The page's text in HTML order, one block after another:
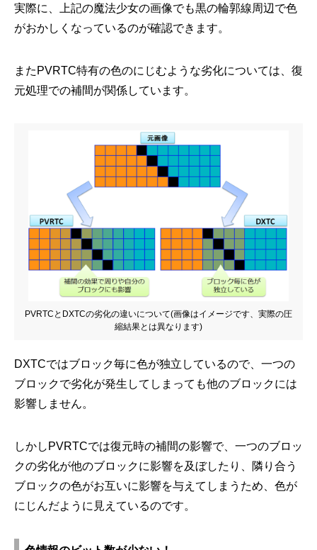
実際に、上記の魔法少女の画像でも黒の輪郭線周辺で色
がおかしくなっているのが確認できます。
またPVRTC特有の色のにじむような劣化については、復
元処理での補間が関係しています。
PVRTCとDXTCの劣化の違いについて(画像はイメージです、実際の圧
縮結果とは異なります)
DXTCではブロック毎に色が独立しているので、一つの
ブロックで劣化が発生してしまっても他のブロックには
影響しません。
しかしPVRTCでは復元時の補間の影響で、一つのブロッ
クの劣化が他のブロックに影響を及ぼしたり、隣り合う
ブロックの色がお互いに影響を与えてしまうため、色が
にじんだように見えているのです。